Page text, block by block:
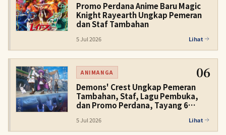
Promo Perdana Anime Baru Magic
Knight Rayearth Ungkap Pemeran
dan Staf Tambahan
5 Jul 2026 Lihat
ANIMANGA 06
Demons' Crest Ungkap Pemeran
Tambahan, Staf, Lagu Pembuka,
dan Promo Perdana, Tayang 6
5 Jul 2026 Lihat